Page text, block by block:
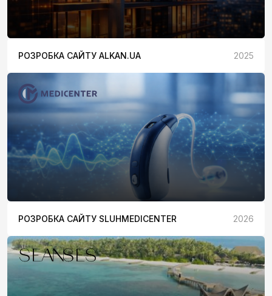
РОЗРОБКА САЙТУ ALKAN.UA 2025
РОЗРОБКА САЙТУ SLUHMEDICENTER 2026